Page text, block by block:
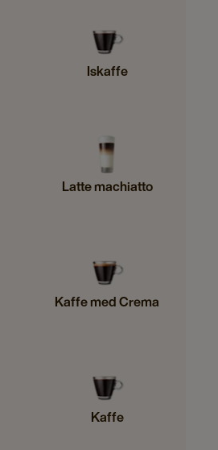
Iskaffe
Latte machiatto
Kaffe med Crema
Kaffe